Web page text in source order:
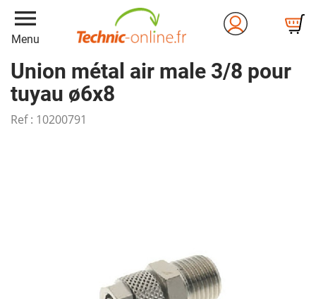
menu
Menu
Union métal air male 3/8 pour
tuyau ø6x8
Ref : 10200791